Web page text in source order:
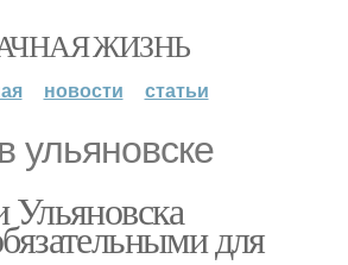
ЖИЗНЬ
новости статьи
ульяновске
Ульяновска
для